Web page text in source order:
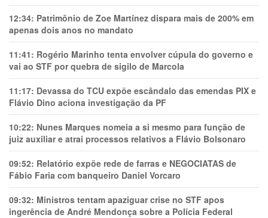
12:34: Patrimônio de Zoe Martínez dispara mais de 200% em
apenas dois anos no mandato
11:41: Rogério Marinho tenta envolver cúpula do governo e
vai ao STF por quebra de sigilo de Marcola
11:17: Devassa do TCU expõe escândalo das emendas PIX e
Flávio Dino aciona investigação da PF
10:22: Nunes Marques nomeia a si mesmo para função de
juiz auxiliar e atrai processos relativos a Flávio Bolsonaro
09:52: Relatório expõe rede de farras e NEGOCIATAS de
Fábio Faria com banqueiro Daniel Vorcaro
09:32: Ministros tentam apaziguar crise no STF apos
ingerência de André Mendonça sobre a Polícia Federal